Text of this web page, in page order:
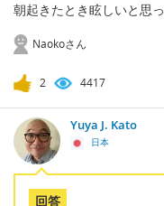
朝起きたとき眩しいと思
Naokoさん
2 4417
Yuya J. Kato
日本
回答